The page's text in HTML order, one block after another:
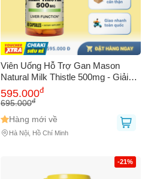
Viên Uống Hỗ Trợ Gan Mason
Natural Milk Thistle 500mg - Giải
Độc Gan Hiệu Quả, Lọ 60 Viên,
Hàng Mỹ Chính Hãng
595.000đ
695.000đ
Hàng mới về
Hà Nội, Hồ Chí Minh
-21%
Email